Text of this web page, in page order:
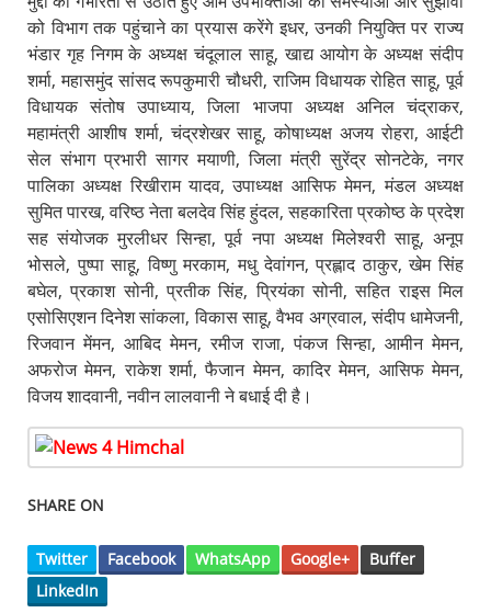
को विभाग तक पहुंचाने का प्रयास करेंगे इधर, उनकी नियुक्ति पर राज्य
भंडार गृह निगम के अध्यक्ष चंदूलाल साहू, खाद्य आयोग के अध्यक्ष संदीप
शर्मा, महासमुंद सांसद रूपकुमारी चौधरी, राजिम विधायक रोहित साहू, पूर्व
विधायक संतोष उपाध्याय, जिला भाजपा अध्यक्ष अनिल चंद्राकर,
महामंत्री आशीष शर्मा, चंद्रशेखर साहू, कोषाध्यक्ष अजय रोहरा, आईटी
सेल संभाग प्रभारी सागर मयाणी, जिला मंत्री सुरेंद्र सोनटेके, नगर
पालिका अध्यक्ष रिखीराम यादव, उपाध्यक्ष आसिफ मेमन, मंडल अध्यक्ष
सुमित पारख, वरिष्ठ नेता बलदेव सिंह हुंदल, सहकारिता प्रकोष्ठ के प्रदेश
सह संयोजक मुरलीधर सिन्हा, पूर्व नपा अध्यक्ष मिलेश्वरी साहू, अनूप
भोसले, पुष्पा साहू, विष्णु मरकाम, मधु देवांगन, प्रह्लाद ठाकुर, खेम सिंह
बघेल, प्रकाश सोनी, प्रतीक सिंह, प्रियंका सोनी, सहित राइस मिल
एसोसिएशन दिनेश सांकला, विकास साहू, वैभव अग्रवाल, संदीप धामेजनी,
रिजवान मेंमन, आबिद मेमन, रमीज राजा, पंकज सिन्हा, आमीन मेमन,
अफरोज मेमन, राकेश शर्मा, फैजान मेमन, कादिर मेमन, आसिफ मेमन,
विजय शादवानी, नवीन लालवानी ने बधाई दी है।
SHARE ON
Twitter Facebook WhatsApp Google+
Buffer
LinkedIn